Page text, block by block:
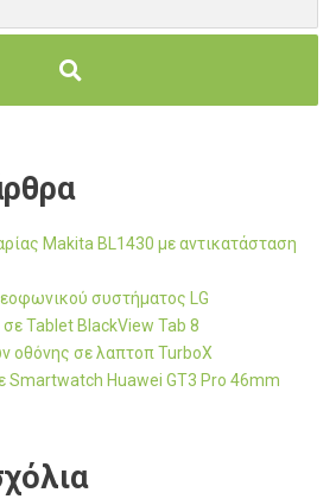
Makita BL1430 με αντικατάσταση
συστήματος LG
Tablet BlackView Tab 8
οθόνης σε λαπτοπ TurboX
Smartwatch Huawei GT3 Pro 46mm